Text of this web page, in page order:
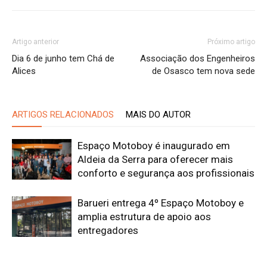
Artigo anterior
Dia 6 de junho tem Chá de
Alices
Próximo artigo
Associação dos Engenheiros
de Osasco tem nova sede
ARTIGOS RELACIONADOS MAIS DO AUTOR
Espaço Motoboy é inaugurado em
Aldeia da Serra para oferecer mais
conforto e segurança aos profissionais
Barueri entrega 4º Espaço Motoboy e
amplia estrutura de apoio aos
entregadores